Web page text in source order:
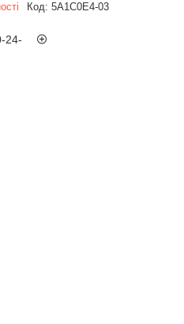
Код: 5A1C0E4-03
24-